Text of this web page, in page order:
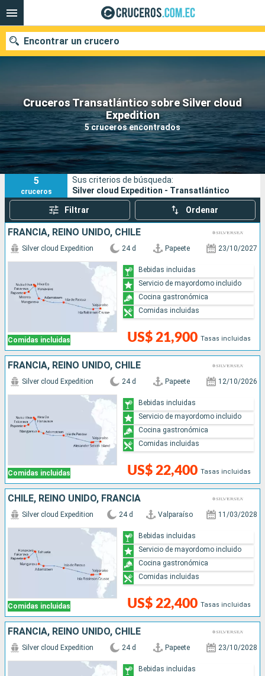
Cruceros Transatlántico sobre Silver cloud
Expedition
5 cruceros encontrados
Encontrar un crucero
Nuestros destinos
Fecha de salida
Puertos Compañías
Buscar
5
cruceros
Sus criterios de búsqueda:
Silver cloud Expedition - Transatlántico
Filtrar Ordenar
FRANCIA, REINO UNIDO, CHILE
Comidas incluidas
Silver cloud Expedition 24 d Papeete 23/10/2027
US$ 21,900 Tasas incluidas
Bebidas incluidas
Servicio de mayordomo incluido
Cocina gastronómica
Comidas incluidas
FRANCIA, REINO UNIDO, CHILE
Comidas incluidas
Silver cloud Expedition 24 d Papeete 12/10/2026
US$ 22,400 Tasas incluidas
Bebidas incluidas
Servicio de mayordomo incluido
Cocina gastronómica
Comidas incluidas
CHILE, REINO UNIDO, FRANCIA
Comidas incluidas
Silver cloud Expedition 24 d Valparaíso 11/03/2028
US$ 22,400 Tasas incluidas
Bebidas incluidas
Servicio de mayordomo incluido
Cocina gastronómica
Comidas incluidas
FRANCIA, REINO UNIDO, CHILE
Silver cloud Expedition 24 d Papeete 23/10/2028
Bebidas incluidas